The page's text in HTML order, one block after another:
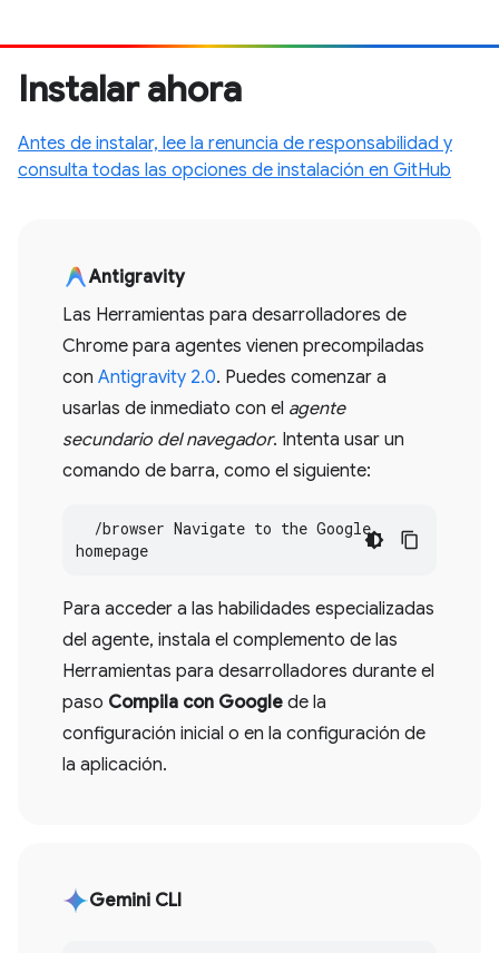
Instalar ahora
Antes de instalar, lee la renuncia de responsabilidad y
consulta todas las opciones de instalación en GitHub
Antigravity
Las Herramientas para desarrolladores de
Chrome para agentes vienen precompiladas
con Antigravity 2.0. Puedes comenzar a
usarlas de inmediato con el agente
secundario del navegador. Intenta usar un
comando de barra, como el siguiente:
homepage
Para acceder a las habilidades especializadas
del agente, instala el complemento de las
Herramientas para desarrolladores durante el
paso Compila con Google de la
configuración inicial o en la configuración de
la aplicación.
Gemini CLI